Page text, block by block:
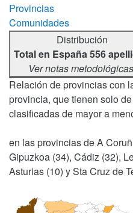
Provincias
Comunidades
Distribución
Total en España 556
Ver notas
Relación de provincias con
provincia, que tienen solo
clasificadas de mayor a
en las provincias de A
Gipuzkoa (34), Cádiz (32),
Asturias (10) y Sta Cruz de